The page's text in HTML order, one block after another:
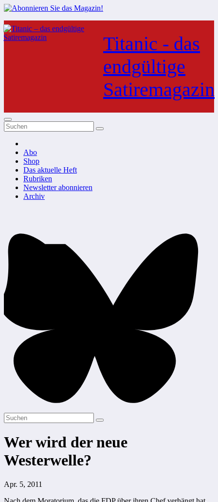
Zum
Inhalt
springen
Titanic - das
endgültige
Satiremagazin
Abo
Shop
Das aktuelle Heft
Rubriken
Newsletter abonnieren
Archiv
Wer wird der neue
Westerwelle?
Apr. 5, 2011